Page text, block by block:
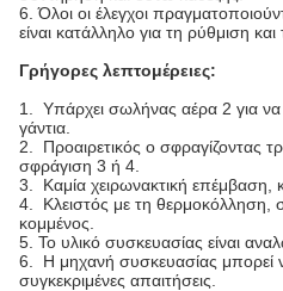
6. Όλοι οι έλεγχοι
είναι κατάλληλο για τη ρύθμιση και
Γρήγορες λεπτομέρειες:
1. Υπάρχει σωλήνας αέρα 2 για να
γάντια.
2. Προαιρετικός ο σφραγίζοντας
σφράγιση 3 ή 4.
3. Καμία χειρωνακτική επέμβαση,
4. Κλειστός με τη θερμοκόλληση,
κομμένος.
5. Το υλικό συσκευασίας είναι
6. Η μηχανή συσκευασίας μπορεί
συγκεκριμένες απαιτήσεις.